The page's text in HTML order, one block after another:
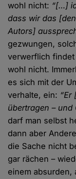
wohl nicht: “[…]
dass wir das
Autors]
gezwungen,
verwerflich
wohl nicht.
es sich mit der
verhalte, ein: “Er
übertragen – und
darf man selbst
dann aber
die Sache nicht
gar rächen –
einem absurden,